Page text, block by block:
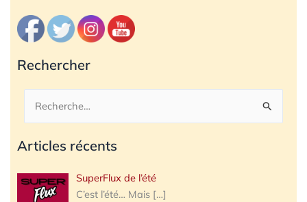
Rechercher
Rechercher :
Articles récents
SuperFlux de l’été
C’est l’été… Mais […]